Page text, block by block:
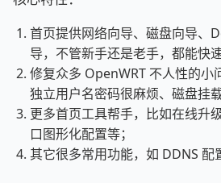
首页提供网络向导、磁盘向导、
导，不管新手还是老手，都能快
修复众多 OpenWRT 不人性的小
独立用户名密码很麻烦、磁盘挂载
更多首页工具帮手，比如在线升
口图形化配置等；
其它很多常用功能，如 DDNS 配